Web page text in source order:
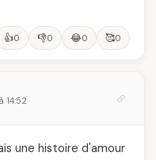
👍0 👎0 😂0 🥰0
14:52
une histoire d'amour